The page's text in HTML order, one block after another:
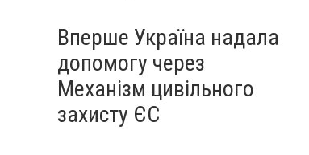
Вперше Україна надала
допомогу через
Механізм цивільного
захисту ЄС